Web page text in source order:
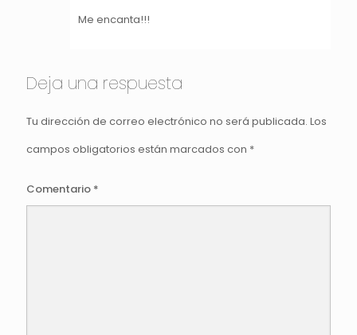
Me encanta!!!
Deja una respuesta
Tu dirección de correo electrónico no será publicada. Los
campos obligatorios están marcados con *
Comentario *